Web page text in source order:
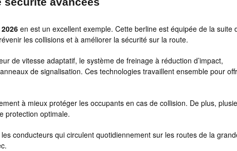
en est un excellent exemple. Cette berline est équipée de la suite
les collisions et à améliorer la sécurité sur la route.
de vitesse adaptatif, le système de freinage à réduction d’impact,
de signalisation. Ces technologies travaillent ensemble pour
à mieux protéger les occupants en cas de collision. De plus,
protection optimale.
conducteurs qui circulent quotidiennement sur les routes de la